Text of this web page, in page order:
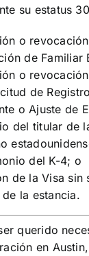
su estatus
o
de Familiar
o
de
o Ajuste de
del titular de
del K-4; o
de la Visa sin
la estancia.
querido
en Austin,